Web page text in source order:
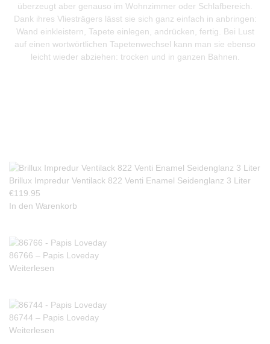
überzeugt aber genauso im Wohnzimmer oder Schlafbereich.
Dank ihres Vliesträgers lässt sie sich ganz einfach in anbringen:
Wand einkleistern, Tapete einlegen, andrücken, fertig. Bei Lust
auf einen wortwörtlichen Tapetenwechsel kann man sie ebenso
leicht wieder abziehen: trocken und in ganzen Bahnen.
Brillux Impredur Ventilack 822 Venti Enamel Seidenglanz 3 Liter
€119.95
In den Warenkorb
86766 – Papis Loveday
Weiterlesen
86744 – Papis Loveday
Weiterlesen